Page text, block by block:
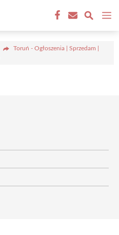
Toruń - Ogłoszenia | Sprzedam |